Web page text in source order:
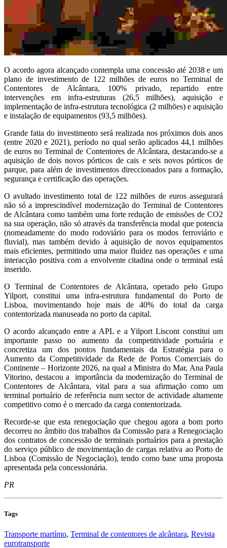
O acordo agora alcançado contempla uma concessão até 2038 e um
plano de investimento de 122 milhões de euros no Terminal de
Contentores de Alcântara, 100% privado, repartido entre
intervenções em infra-estruturas (26,5 milhões), aquisição e
implementação de infra-estrutura tecnológica (2 milhões) e aquisição
e instalação de equipamentos (93,5 milhões).
Grande fatia do investimento será realizada nos próximos dois anos
(entre 2020 e 2021), período no qual serão aplicados 44,1 milhões
de euros no Terminal de Contentores de Alcântara, destacando-se a
aquisição de dois novos pórticos de cais e seis novos pórticos de
parque, para além de investimentos direccionados para a formação,
segurança e certificação das operações.
O avultado investimento total de 122 milhões de euros assegurará
não só a imprescindível modernização do Terminal de Contentores
de Alcântara como também uma forte redução de emissões de CO2
na sua operação, não só através da transferência modal que potencia
(nomeadamente do modo rodoviário para os modos ferroviário e
fluvial), mas também devido à aquisição de novos equipamentos
mais eficientes, permitindo uma maior fluidez nas operações e uma
interacção positiva com a envolvente citadina onde o terminal está
inserido.
O Terminal de Contentores de Alcântara, operado pelo Grupo
Yilport, constitui uma infra-estrutura fundamental do Porto de
Lisboa, movimentando hoje mais de 40% do total da carga
contentorizada manuseada no porto da capital.
O acordo alcançado entre a APL e a Yilport Liscont constitui um
importante passo no aumento da competitividade portuária e
concretiza um dos pontos fundamentais da Estratégia para o
Aumento da Competitividade da Rede de Portos Comerciais do
Continente – Horizonte 2026, na qual a Ministra do Mar, Ana Paula
Vitorino, destacou a importância da modernização do Terminal de
Contentores de Alcântara, vital para a sua afirmação como um
terminal portuário de referência num sector de actividade altamente
competitivo como é o mercado da carga contentorizada.
Recorde-se que esta renegociação que chegou agora a bom porto
decorreu no âmbito dos trabalhos da Comissão para a Renegociação
dos contratos de concessão de terminais portuários para a prestação
do serviço público de movimentação de cargas relativa ao Porto de
Lisboa (Comissão de Negociação), tendo como base uma proposta
apresentada pela concessionária.
PR
Tags
Transporte martímo, Terminal de contentores de alcântara, Revista
eurotransporte